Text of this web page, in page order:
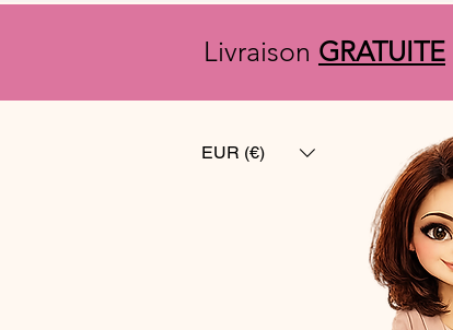
Livraison GRATUITE
EUR (€)